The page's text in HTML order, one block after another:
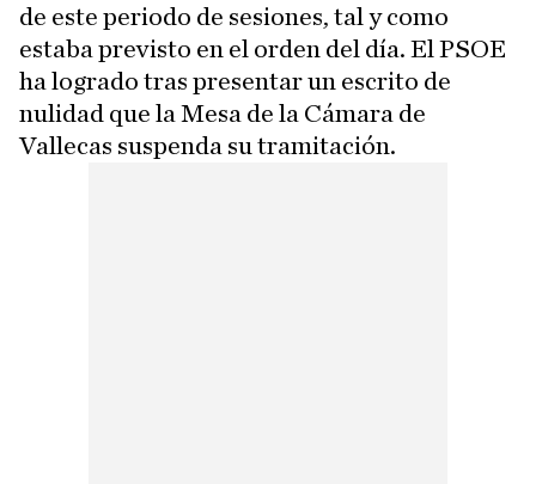
de este periodo de sesiones, tal y como
estaba previsto en el orden del día. El PSOE
ha logrado tras presentar un escrito de
nulidad que la Mesa de la Cámara de
Vallecas suspenda su tramitación.